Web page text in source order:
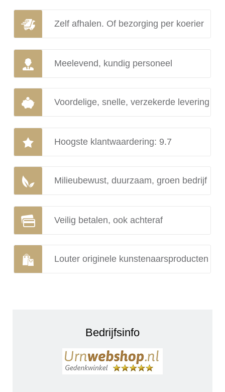
Zelf afhalen. Of bezorging per koerier
Meelevend, kundig personeel
Voordelige, snelle, verzekerde levering
Hoogste klantwaardering: 9.7
Milieubewust, duurzaam, groen bedrijf
Veilig betalen, ook achteraf
Louter originele kunstenaarsproducten
Bedrijfsinfo